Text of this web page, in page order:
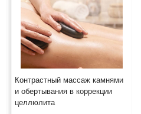
Контрастный массаж камнями
и обертывания в коррекции
целлюлита